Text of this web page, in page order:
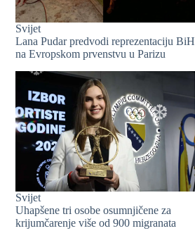
Svijet
Lana Pudar predvodi reprezentaciju BiH
na Evropskom prvenstvu u Parizu
Svijet
Uhapšene tri osobe osumnjičene za
krijumčarenje više od 900 migranata
❆
❆
❆